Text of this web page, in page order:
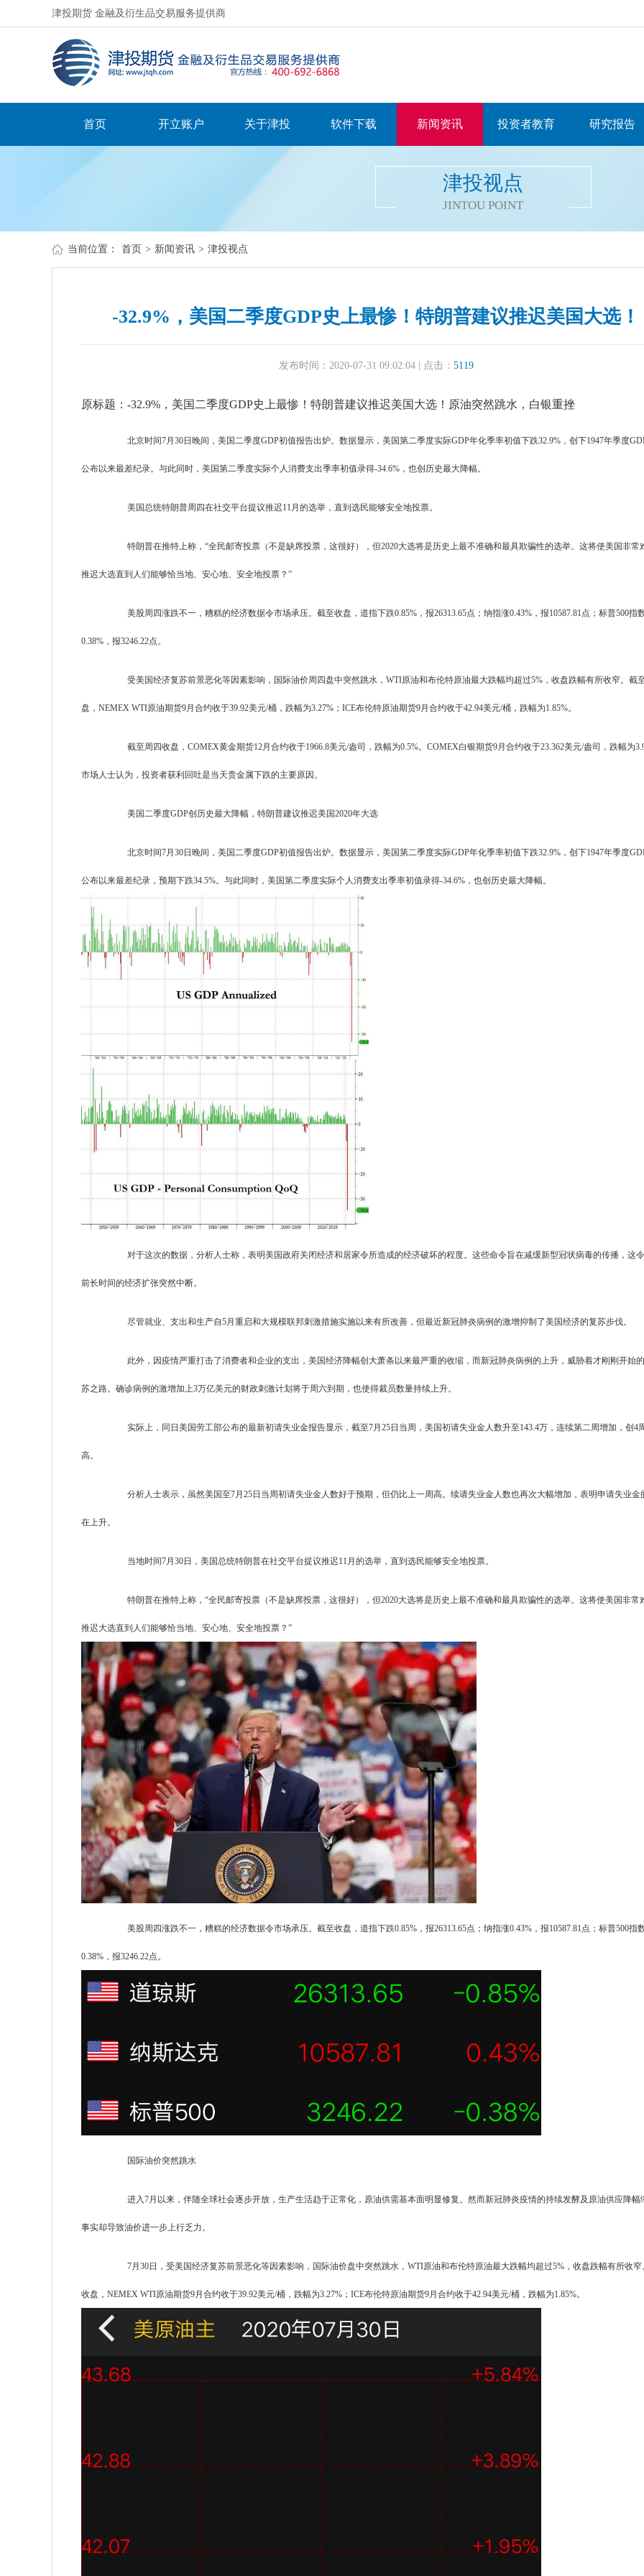
津投期货 金融及衍生品交易服务提供商
首页 开立账户 关于津投 软件下载 新闻资讯 投资者教育 研究报告
津投视点
JINTOU POINT
当前位置： 首页 > 新闻资讯 > 津投视点
-32.9%，美国二季度GDP史上最惨！特朗普建议推迟美国大选！
发布时间：2020-07-31 09:02:04 | 点击： 5119
原标题：-32.9%，美国二季度GDP史上最惨！特朗普建议推迟美国大选！原油突然跳水，白银重挫
北京时间7月30日晚间，美国二季度GDP初值报告出炉。 数据显示，美国第二季度实际GDP年化季率初值下跌32.9%，创下1947年季度
公布以来最差纪录。 与此同时，美国第二季度实际个人消费支出季率初值录得-34.6%，也创历史最大降幅。
美国总统特朗普周四在社交平台提议推迟11月的选举，直到选民能够安全地投票。
特朗普在推特上称，“全民邮寄投票（不是缺席投票，这很好），但2020大选将是历史上最不准确和最具欺骗性的选举。这将使美国非常
推迟大选直到人们能够恰当地、安心地、安全地投票？”
美股周四涨跌不一，糟糕的经济数据令市场承压。截至收盘，道指下跌0.85%，报26313.65点；纳指涨0.43%，报10587.81点；标普500指
0.38%，报3246.22点。
受美国经济复苏前景恶化等因素影响，国际油价周四盘中突然跳水，WTI原油和布伦特原油最大跌幅均超过5%，收盘跌幅有所收窄。截
盘，NEMEX WTI原油期货9月合约收于39.92美元/桶，跌幅为3.27%；ICE布伦特原油期货9月合约收于42.94美元/桶，跌幅为1.85%。
截至周四收盘，COMEX黄金期货12月合约收于1966.8美元/盎司，跌幅为0.5%。COMEX白银期货9月合约收于23.362美元/盎司，跌幅为
市场人士认为，投资者获利回吐是当天贵金属下跌的主要原因。
美国二季度GDP创历史最大降幅，特朗普建议推迟美国2020年大选
北京时间7月30日晚间，美国二季度GDP初值报告出炉。数据显示，美国第二季度实际GDP年化季率初值下跌32.9%，创下1947年季度
公布以来最差纪录，预期下跌34.5%。与此同时，美国第二季度实际个人消费支出季率初值录得-34.6%，也创历史最大降幅。
对于这次的数据，分析人士称，表明美国政府关闭经济和居家令所造成的经济破坏的程度。这些命令旨在减缓新型冠状病毒的传播，这
前长时间的经济扩张突然中断。
尽管就业、支出和生产自5月重启和大规模联邦刺激措施实施以来有所改善，但最近新冠肺炎病例的激增抑制了美国经济的复苏步伐。
此外，因疫情严重打击了消费者和企业的支出，美国经济降幅创大萧条以来最严重的收缩，而新冠肺炎病例的上升，威胁着才刚刚开始
苏之路。确诊病例的激增加上3万亿美元的财政刺激计划将于周六到期，也使得裁员数量持续上升。
实际上，同日美国劳工部公布的最新初请失业金报告显示，截至7月25日当周，美国初请失业金人数升至143.4万，连续第二周增加，创4
高。
分析人士表示，虽然美国至7月25日当周初请失业金人数好于预期，但仍比上一周高。续请失业金人数也再次大幅增加，表明申请失业金
在上升。
当地时间7月30日，美国总统特朗普在社交平台提议推迟11月的选举，直到选民能够安全地投票。
特朗普在推特上称，“全民邮寄投票（不是缺席投票，这很好），但2020大选将是历史上最不准确和最具欺骗性的选举。这将使美国非常
推迟大选直到人们能够恰当地、安心地、安全地投票？”
美股周四涨跌不一，糟糕的经济数据令市场承压。截至收盘，道指下跌0.85%，报26313.65点；纳指涨0.43%，报10587.81点；标普500指
0.38%，报3246.22点。
国际油价突然跳水
进入7月以来，伴随全球社会逐步开放，生产生活趋于正常化，原油供需基本面明显修复。然而新冠肺炎疫情的持续发酵及原油供应降幅
事实却导致油价进一步上行乏力。
7月30日，受美国经济复苏前景恶化等因素影响，国际油价盘中突然跳水，WTI原油和布伦特原油最大跌幅均超过5%，收盘跌幅有所收窄
收盘，NEMEX WTI原油期货9月合约收于39.92美元/桶，跌幅为3.27%；ICE布伦特原油期货9月合约收于42.94美元/桶，跌幅为1.85%。